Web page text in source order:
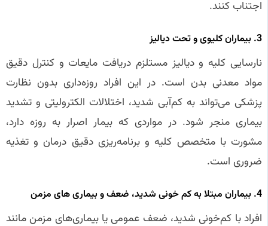
اجتناب کنند.
3. بیماران کلیوی و تحت دیالیز
نارسایی کلیه و دیالیز مستلزم دریافت مایعات و کنترل دقیق
مواد معدنی بدن است. در این افراد روزه‌داری بدون نظارت
پزشکی می‌تواند به کم‌آبی شدید، اختلالات الکترولیتی و تشدید
بیماری منجر شود. در مواردی که بیمار اصرار به روزه دارد،
مشورت با متخصص کلیه و برنامه‌ریزی دقیق درمان و تغذیه
ضروری است.
4. بیماران مبتلا به کم‌ خونی شدید، ضعف و بیماری‌ های مزمن
افراد با کم‌خونی شدید، ضعف عمومی یا بیماری‌های مزمن مانند